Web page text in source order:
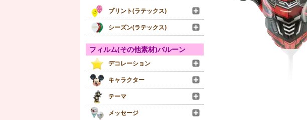
プリント(ラテックス)
シーズン(ラテックス)
フィルム(その他素材)バルーン
デコレーション
キャラクター
テーマ
メッセージ